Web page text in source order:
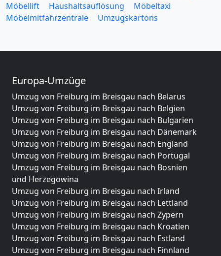
Möbellift
Haushaltsauflösung
Möbeltaxi
Möbelmitfahrzentrale
Umzugskartons
Europa-Umzüge
Umzug von Freiburg im Breisgau nach Belarus
Umzug von Freiburg im Breisgau nach Belgien
Umzug von Freiburg im Breisgau nach Bulgarien
Umzug von Freiburg im Breisgau nach Dänemark
Umzug von Freiburg im Breisgau nach England
Umzug von Freiburg im Breisgau nach Portugal
Umzug von Freiburg im Breisgau nach Bosnien
und Herzegowina
Umzug von Freiburg im Breisgau nach Irland
Umzug von Freiburg im Breisgau nach Lettland
Umzug von Freiburg im Breisgau nach Zypern
Umzug von Freiburg im Breisgau nach Kroatien
Umzug von Freiburg im Breisgau nach Estland
Umzug von Freiburg im Breisgau nach Finnland